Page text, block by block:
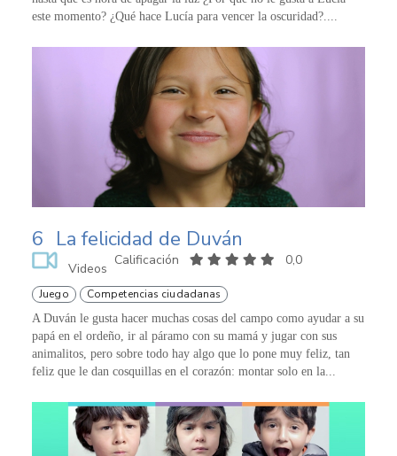
este momento? ¿Qué hace Lucía para vencer la oscuridad?....
6 La felicidad de Duván
Videos
Calificación 0,0
Juego Competencias ciudadanas
A Duván le gusta hacer muchas cosas del campo como ayudar a su
papá en el ordeño, ir al páramo con su mamá y jugar con sus
animalitos, pero sobre todo hay algo que lo pone muy feliz, tan
feliz que le dan cosquillas en el corazón: montar solo en la...